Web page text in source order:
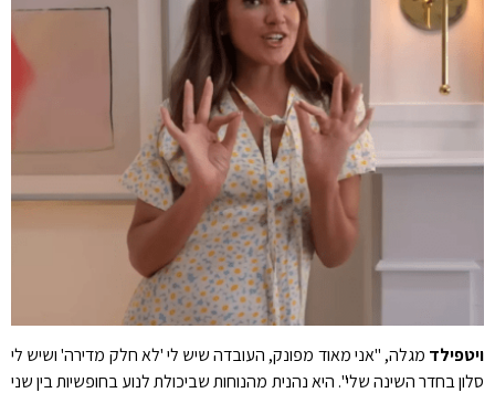
ויטפילד מגלה, "אני מאוד מפונק, העובדה שיש לי 'לא חלק מדירה' ושיש לי
סלון בחדר השינה שלי". היא נהנית מהנוחות שביכולת לנוע בחופשיות בין שני